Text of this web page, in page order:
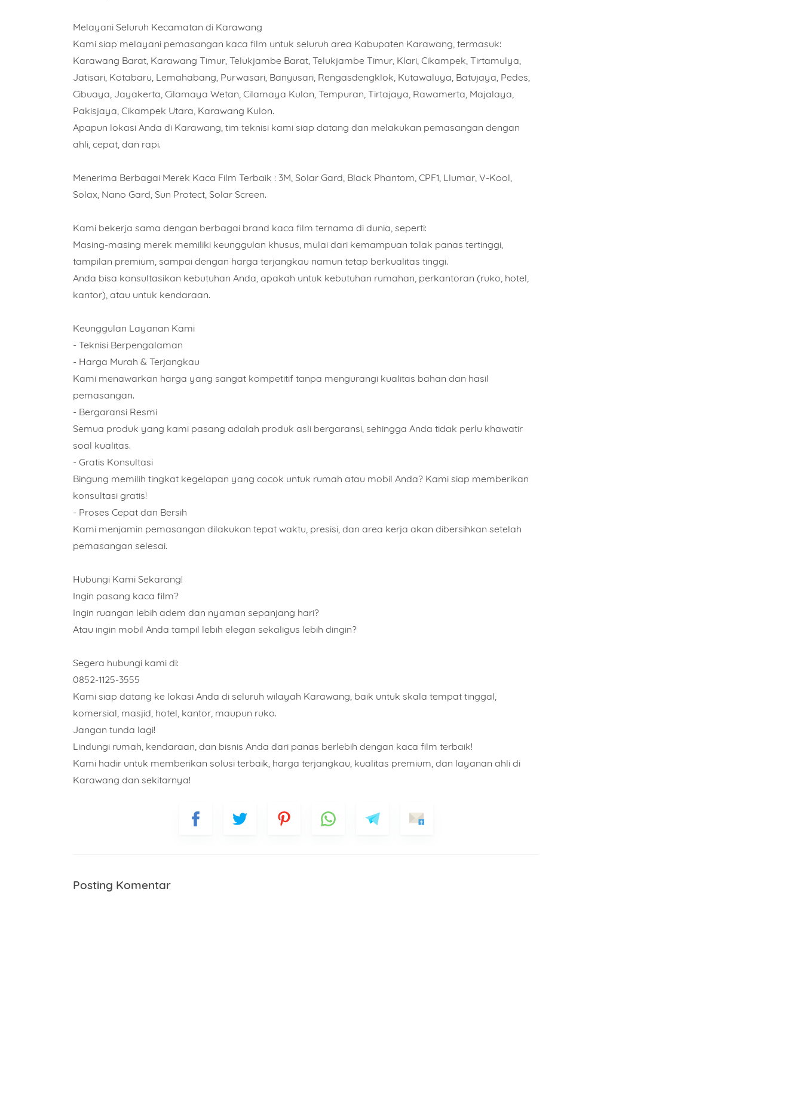
Melayani Seluruh Kecamatan di Karawang
Kami siap melayani pemasangan kaca film untuk seluruh area Kabupaten Karawang, termasuk:
Karawang Barat, Karawang Timur, Telukjambe Barat, Telukjambe Timur, Klari, Cikampek, Tirtamulya,
Jatisari, Kotabaru, Lemahabang, Purwasari, Banyusari, Rengasdengklok, Kutawaluya, Batujaya, Pedes,
Cibuaya, Jayakerta, Cilamaya Wetan, Cilamaya Kulon, Tempuran, Tirtajaya, Rawamerta, Majalaya,
Pakisjaya, Cikampek Utara, Karawang Kulon.
Apapun lokasi Anda di Karawang, tim teknisi kami siap datang dan melakukan pemasangan dengan
ahli, cepat, dan rapi.
Menerima Berbagai Merek Kaca Film Terbaik : 3M, Solar Gard, Black Phantom, CPF1, Llumar, V-Kool,
Solax, Nano Gard, Sun Protect, Solar Screen.
Kami bekerja sama dengan berbagai brand kaca film ternama di dunia, seperti:
Masing-masing merek memiliki keunggulan khusus, mulai dari kemampuan tolak panas tertinggi,
tampilan premium, sampai dengan harga terjangkau namun tetap berkualitas tinggi.
Anda bisa konsultasikan kebutuhan Anda, apakah untuk kebutuhan rumahan, perkantoran (ruko, hotel,
kantor), atau untuk kendaraan.
Keunggulan Layanan Kami
- Teknisi Berpengalaman
- Harga Murah & Terjangkau
Kami menawarkan harga yang sangat kompetitif tanpa mengurangi kualitas bahan dan hasil
pemasangan.
- Bergaransi Resmi
Semua produk yang kami pasang adalah produk asli bergaransi, sehingga Anda tidak perlu khawatir
soal kualitas.
- Gratis Konsultasi
Bingung memilih tingkat kegelapan yang cocok untuk rumah atau mobil Anda? Kami siap memberikan
konsultasi gratis!
- Proses Cepat dan Bersih
Kami menjamin pemasangan dilakukan tepat waktu, presisi, dan area kerja akan dibersihkan setelah
pemasangan selesai.
Hubungi Kami Sekarang!
Ingin pasang kaca film?
Ingin ruangan lebih adem dan nyaman sepanjang hari?
Atau ingin mobil Anda tampil lebih elegan sekaligus lebih dingin?
Segera hubungi kami di:
0852-1125-3555
Kami siap datang ke lokasi Anda di seluruh wilayah Karawang, baik untuk skala tempat tinggal,
komersial, masjid, hotel, kantor, maupun ruko.
Jangan tunda lagi!
Lindungi rumah, kendaraan, dan bisnis Anda dari panas berlebih dengan kaca film terbaik!
Kami hadir untuk memberikan solusi terbaik, harga terjangkau, kualitas premium, dan layanan ahli di
Karawang dan sekitarnya!
Posting Komentar
Nama Nomor Telepon
Pilihan Kaca Film
Jumlah Unit/ Meter Rencana Pemasangan